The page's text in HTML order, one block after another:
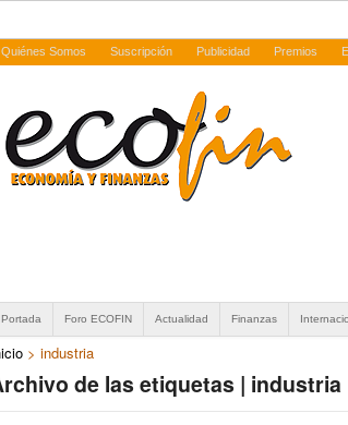
Quiénes Somos Suscripción Publicidad Premios
Portada Foro ECOFIN Actualidad Finanzas
> industria
de las etiquetas | industria